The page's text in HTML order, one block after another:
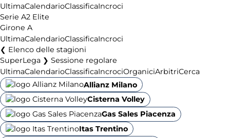
UltimaCalendarioClassificaIncroci
Serie A2 Elite
Girone A
UltimaCalendarioClassificaIncroci
Elenco delle stagioni
SuperLega ❯ Sessione regolare
UltimaCalendarioClassificaIncrociOrganiciArbitriCerca
Allianz Milano
Cisterna Volley
Gas Sales Piacenza
Itas Trentino